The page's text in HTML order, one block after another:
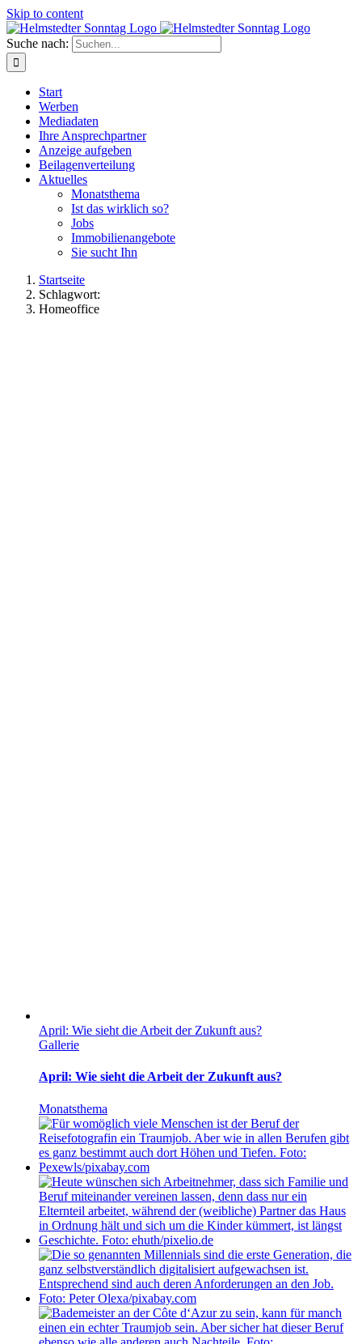
Skip to content
Suche nach:
Start
Werben
Mediadaten
Ihre Ansprechpartner
Anzeige aufgeben
Beilagenverteilung
Aktuelles
Monatsthema
Ist das wirklich so?
Jobs
Immobilienangebote
Sie sucht Ihn
Startseite
Schlagwort:
Homeoffice
April: Wie sieht die Arbeit der Zukunft aus?
Gallerie
April: Wie sieht die Arbeit der Zukunft aus?
Monatsthema